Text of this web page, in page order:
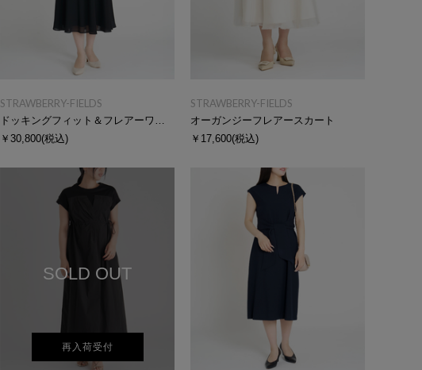
STRAWBERRY-FIELDS
ドッキングフィット＆フレアーワンピース
￥30,800(税込)
STRAWBERRY-FIELDS
オーガンジーフレアースカート
￥17,600(税込)
SOLD OUT
再入荷受付